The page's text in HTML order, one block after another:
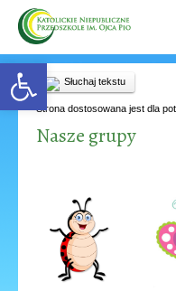
Open toolbar
Słuchaj tekstu
Strona dostosowana jest dla
Nasze grupy